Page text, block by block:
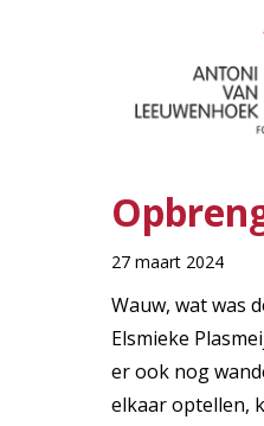
27 maart 2024
Wauw, wat was
Elsmieke
er ook nog
elkaar optellen,